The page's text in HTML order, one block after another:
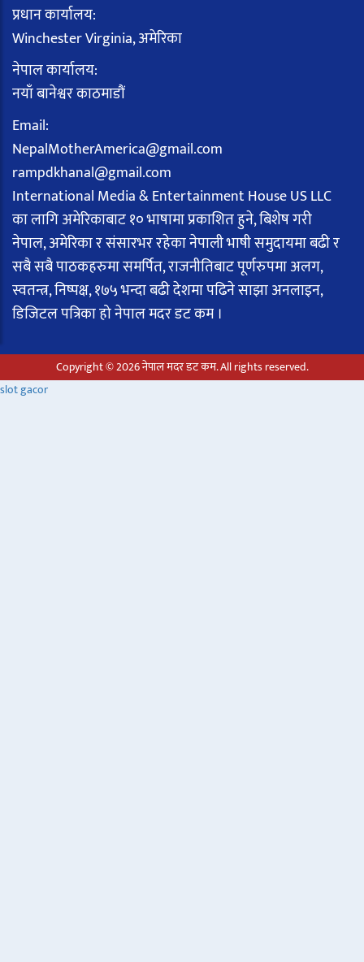
प्रधान कार्यालय:
Winchester Virginia, अमेरिका
नेपाल कार्यालय:
नयाँ बानेश्वर काठमाडौं
Email:
NepalMotherAmerica@gmail.com
rampdkhanal@gmail.com
International Media & Entertainment House US LLC
का लागि अमेरिकाबाट १० भाषामा प्रकाशित हुने, बिशेष गरी
नेपाल, अमेरिका र संसारभर रहेका नेपाली भाषी समुदायमा बढी र
सबै सबै पाठकहरुमा समर्पित, राजनीतिबाट पूर्णरुपमा अलग,
स्वतन्त्र, निष्पक्ष, १७५ भन्दा बढी देशमा पढिने साझा अनलाइन,
डिजिटल पत्रिका हो नेपाल मदर डट कम ।
Copyright © 2026 नेपाल मदर डट कम. All rights reserved.
slot gacor